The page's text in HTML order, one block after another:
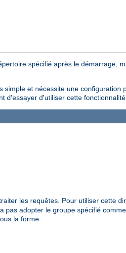
spécifié après le démarrage,
et nécessite une configuration
d'essayer d'utiliser cette fonctionnalité.
les requêtes. Pour utiliser cette
adopter le groupe spécifié
la forme :